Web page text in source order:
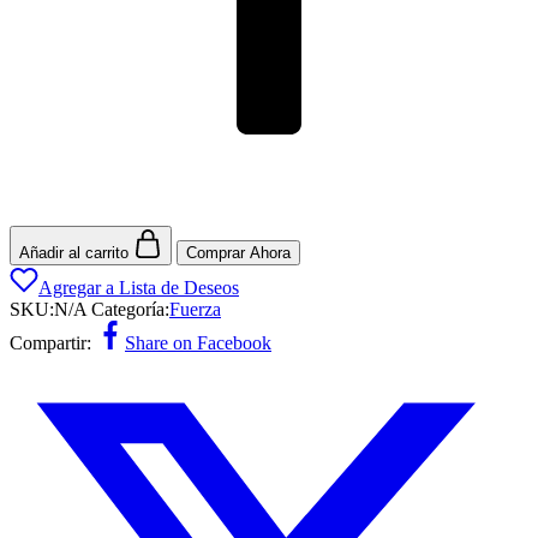
Añadir al carrito Comprar Ahora
Agregar a Lista de Deseos
SKU:N/A Categoría:Fuerza
Compartir:
Share on Facebook